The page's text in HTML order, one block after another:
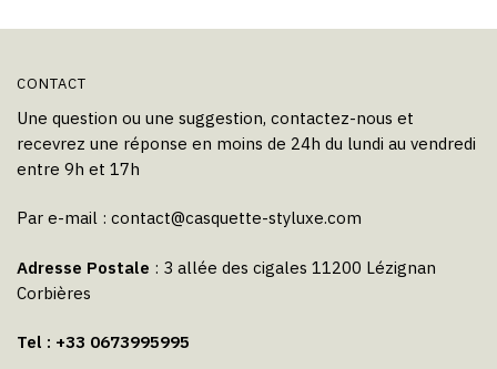
CONTACT
Une question ou une suggestion, contactez-nous et
recevrez une réponse en moins de 24h du lundi au vendredi
entre 9h et 17h
Par e-mail : contact@casquette-styluxe.com
Adresse Postale : 3 allée des cigales 11200 Lézignan
Corbières
Tel : +33 0673995995